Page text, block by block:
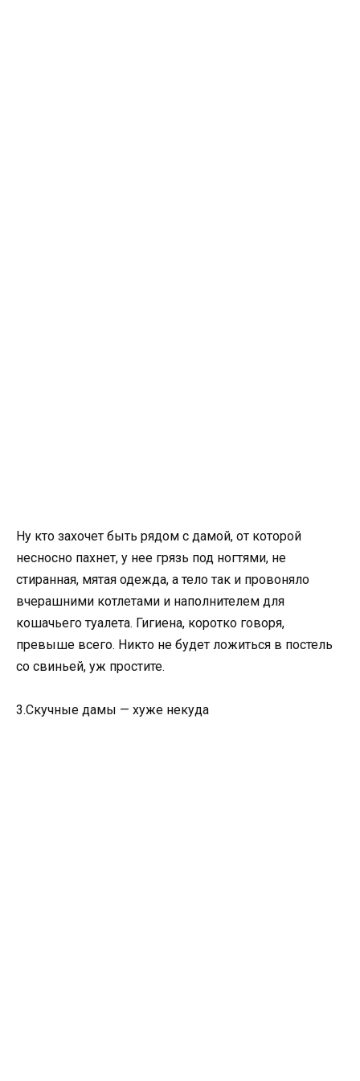
Ну кто захочет быть рядом с дамой, от которой
несносно пахнет, у нее грязь под ногтями, не
стиранная, мятая одежда, а тело так и провоняло
вчерашними котлетами и наполнителем для
кошачьего туалета. Гигиена, коротко говоря,
превыше всего. Никто не будет ложиться в постель
со свиньей, уж простите.
3.Скучные дамы — хуже некуда